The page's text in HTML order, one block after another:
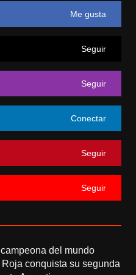
Me gusta
Seguir
Seguir
Conectar
Seguir
Seguir
del mundo
Roja conquista su segunda